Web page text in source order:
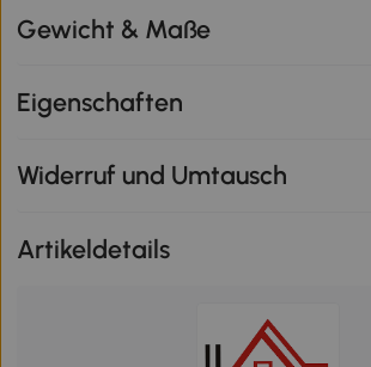
Gewicht & Maße
Eigenschaften
Widerruf und Umtausch
Artikeldetails